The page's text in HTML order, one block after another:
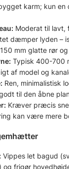
karm; kun en
Moderat til lavt,
dæmper lyden –
mm glatte rør
Typisk 400-700
af model og
Ren, minimalistisk
til den åbne
Kræver præcis
kan være mere
Vippes let bagud
og frigør